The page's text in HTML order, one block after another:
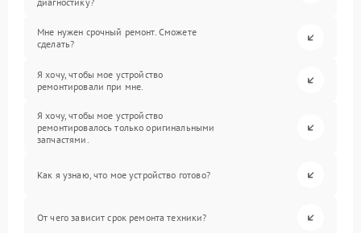
Мне нужен срочный ремонт. Сможете
сделать?
Я хочу, чтобы мое устройство
ремонтировали при мне.
Я хочу, чтобы мое устройство
ремонтировалось только оригинальными
запчастями.
Как я узнаю, что мое устройство готово?
От чего зависит срок ремонта техники?